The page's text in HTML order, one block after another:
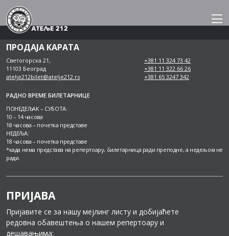
Skip
to
content
ПРОДАЈА КАРАТА
Светогорска 21,
11103 Београд
atelje212bilet@atelje212.rs
+381 11 324 73 42
+381 11 322 66 26
+381 65 3247 342
РАДНО ВРЕМЕ БИЛЕТАРНИЦЕ
ПОНЕДЕЉАК – СУБОТА:
10 – 14 часова
18 часова – почетка представе
НЕДЕЉА:
18 часова – почетка представе
*када нема представа на репертоару, билетарница ради преподне, а недељом не
ради.
ПРИЈАВА
Пријавите се за нашу мејлинг листу и добијаћете
редовна обавештења о нашем репертоару и
дешавањима: